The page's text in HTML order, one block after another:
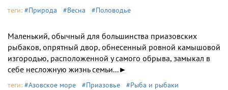
теги: #Природа #Весна #Половодье
Маленький, обычный для большинства приазовских
рыбаков, опрятный двор, обнесенный ровной камышовой
изгородью, расположенной у самого обрыва, замыкал в
себе несложную жизнь семьи...►
теги: #Азовское море #Приазовье #Рыба и рыбаки